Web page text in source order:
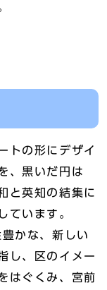
トの形にデザイ
、黒いだ円は
と英知の結集に
ています。
かな、新しい
し、区のイメー
はぐくみ、宮前